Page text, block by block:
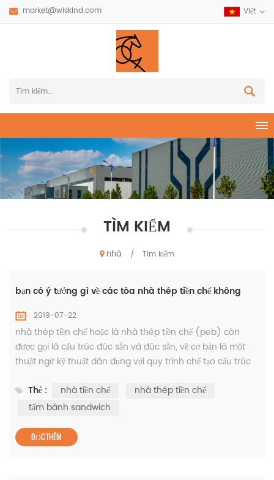
market@wiskind.com Việt
TÌM KIẾM
nhà / Tìm kiếm
bạn có ý tưởng gì về các tòa nhà thép tiền chế không
2019-07-22
nhà thép tiền chế hoặc là nhà thép tiền chế (peb) còn
được gọi là cấu trúc đúc sẵn và đúc sẵn, về cơ bản là một
thuật ngữ kỹ thuật dân dụng với quy trình chế tạo cấu trúc
của tòa nhà. nó được quản lý cẩn thận bởi nhà sản xuất nhà
thép tiền chế nơi các thành phần khung thép như dầm tiết
Thẻ : nhà tiền chế
nhà thép tiền chế
tấm bánh sandwich
ĐỌC THÊM